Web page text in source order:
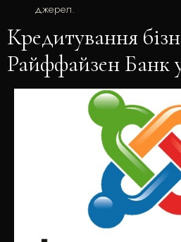
джерел.
Кредитування
Райффайзен Банк